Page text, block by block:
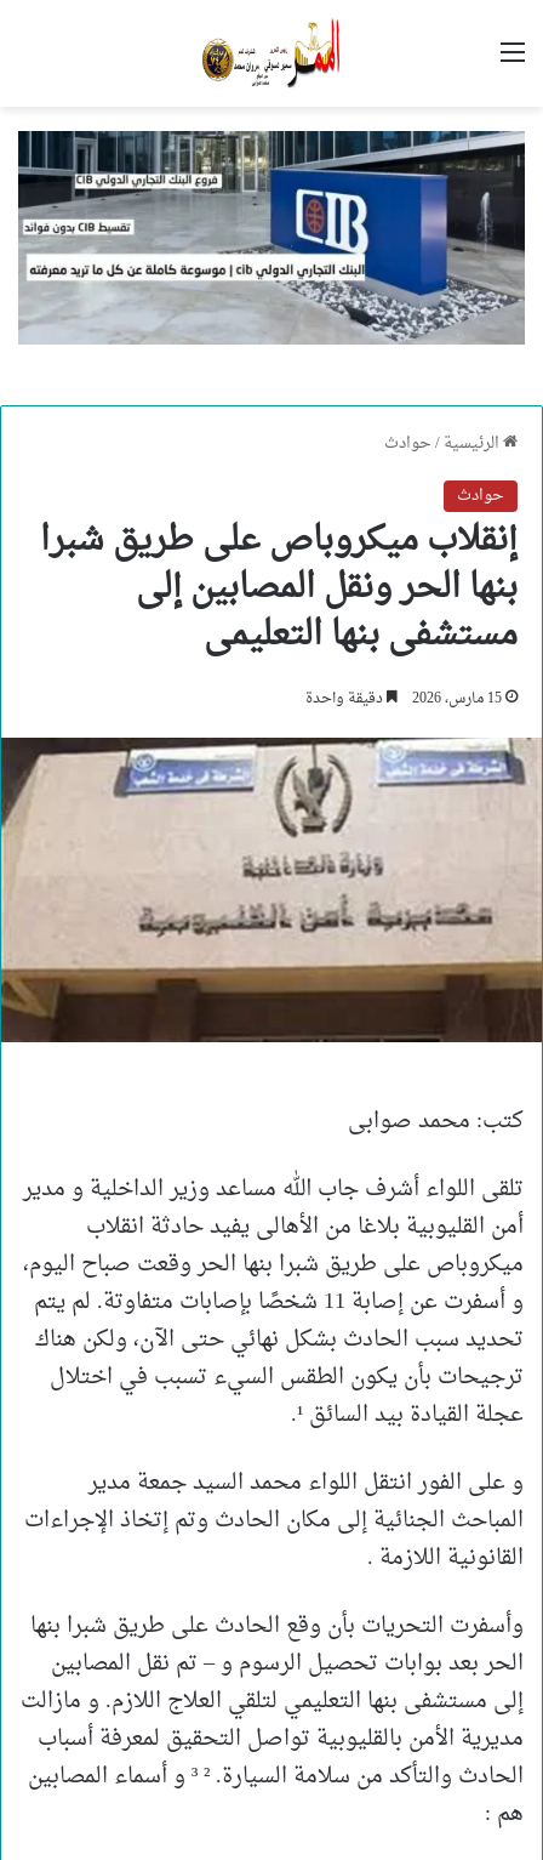
القائمة
الرئيسية/حوادث
حوادث
إنقلاب ميكروباص على طريق شبرا
بنها الحر ونقل المصابين إلى
مستشفى بنها التعليمى
15 مارس، 2026 دقيقة واحدة
كتب: محمد صوابى
تلقى اللواء أشرف جاب الله مساعد وزير الداخلية و مدير
أمن القليوبية بلاغا من الأهالى يفيد حادثة انقلاب
ميكروباص على طريق شبرا بنها الحر وقعت صباح اليوم،
و أسفرت عن إصابة 11 شخصًا بإصابات متفاوتة. لم يتم
تحديد سبب الحادث بشكل نهائي حتى الآن، ولكن هناك
ترجيحات بأن يكون الطقس السيء تسبب في اختلال
عجلة القيادة بيد السائق ¹.
و على الفور انتقل اللواء محمد السيد جمعة مدير
المباحث الجنائية إلى مكان الحادث وتم إتخاذ الإجراءات
القانونية اللازمة .
وأسفرت التحريات بأن وقع الحادث على طريق شبرا بنها
الحر بعد بوابات تحصيل الرسوم و – تم نقل المصابين
إلى مستشفى بنها التعليمي لتلقي العلاج اللازم. و مازالت
مديرية الأمن بالقليوبية تواصل التحقيق لمعرفة أسباب
الحادث والتأكد من سلامة السيارة. ² ³ و أسماء المصابين
هم :